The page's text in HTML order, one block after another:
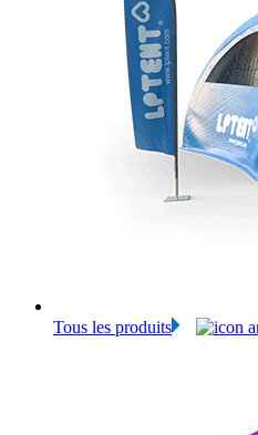
Tous les produits